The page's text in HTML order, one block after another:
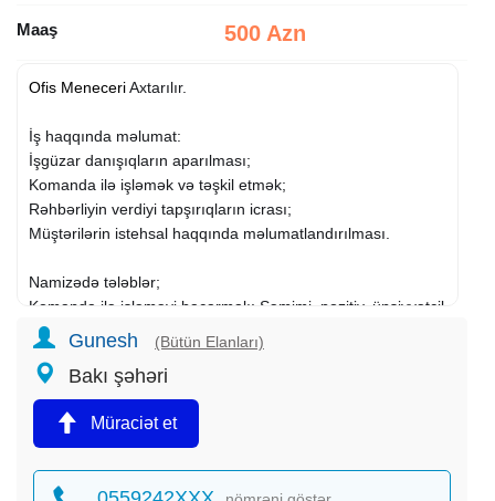
Maaş 500 Azn
Ofis MeneceriAxtarılır.
İş haqqında məlumat:
İşgüzar danışıqların aparılması;
Komanda ilə işləmək və təşkil etmək;
Rəhbərliyin verdiyi tapşırıqların icrası;
Müştərilərin istehsal haqqında məlumatlandırılması.
Namizədə tələblər;
Komanda ilə işləməyi bacarmalı; Səmimi, pozitiv, ünsiyyətcil
olmalı; Cinsi: Xanım və Bəylər.
Qeyd:İş praktiki öyrədilir.Təcrübə vacib deyil.
İş qrafiki:Həftədə 5 gün saat (10:00-17:00).
Bakı şəh.Nəsimi ray.
Maraqlananlar qeyd olunan nömrə ilə əlaqə saxlaya və ya
CV-nizi . com göndərə bilərsiz.
Gunesh (Bütün Elanları)
Bakı şəhəri
Müraciət et